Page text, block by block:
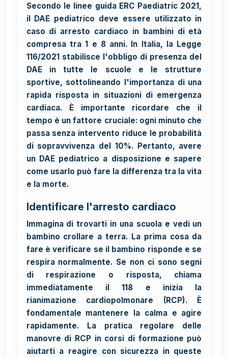
Secondo le linee guida ERC Paediatric 2021,
il DAE pediatrico deve essere utilizzato in
caso di arresto cardiaco in bambini di età
compresa tra 1 e 8 anni. In Italia, la Legge
116/2021 stabilisce l'obbligo di presenza del
DAE in tutte le scuole e le strutture
sportive, sottolineando l'importanza di una
rapida risposta in situazioni di emergenza
cardiaca. È importante ricordare che il
tempo è un fattore cruciale: ogni minuto che
passa senza intervento riduce le probabilità
di sopravvivenza del 10%. Pertanto, avere
un DAE pediatrico a disposizione e sapere
come usarlo può fare la differenza tra la vita
e la morte.
Identificare l'arresto cardiaco
Immagina di trovarti in una scuola e vedi un
bambino crollare a terra. La prima cosa da
fare è verificare se il bambino risponde e se
respira normalmente. Se non ci sono segni
di respirazione o risposta, chiama
immediatamente il 118 e inizia la
rianimazione cardiopolmonare (RCP). È
fondamentale mantenere la calma e agire
rapidamente. La pratica regolare delle
manovre di RCP in corsi di formazione può
aiutarti a reagire con sicurezza in queste